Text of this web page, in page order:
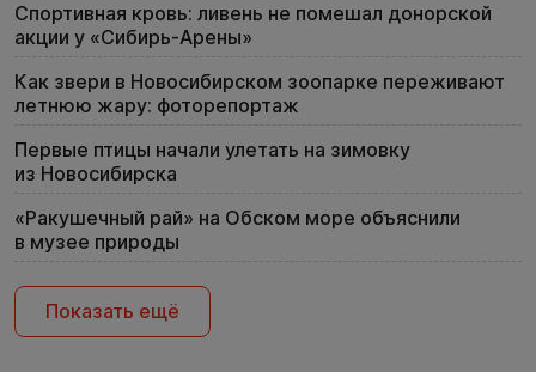
Спортивная кровь: ливень не помешал донорской
акции у «Сибирь-Арены»
Как звери в Новосибирском зоопарке переживают
летнюю жару: фоторепортаж
Первые птицы начали улетать на зимовку
из Новосибирска
«Ракушечный рай» на Обском море объяснили
в музее природы
Показать ещё